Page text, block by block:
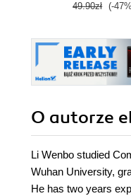
49.90zł (-
O autorze
Li Wenbo studied
Wuhan University,
He has two years